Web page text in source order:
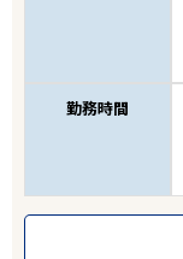
勤務時間